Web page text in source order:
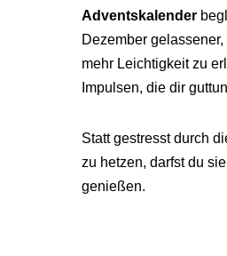
Adventskalender
Dezember
mehr Leichtigkeit zu
Impulsen, die dir
Statt gestresst durch
zu hetzen, darfst du
genießen.